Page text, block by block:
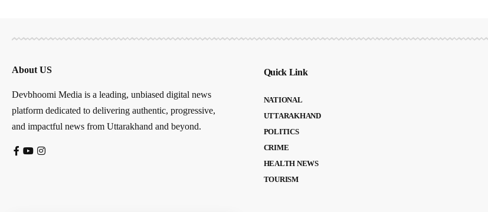
About US
Devbhoomi Media is a leading, unbiased digital news
platform dedicated to delivering authentic, progressive,
and impactful news from Uttarakhand and beyond.
Quick Link
NATIONAL
UTTARAKHAND
POLITICS
CRIME
HEALTH NEWS
TOURISM